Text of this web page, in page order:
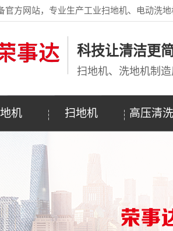
方网站，专业生产工业扫地机、电动洗地
科技让清洁更
扫地机、洗地机制
机 扫地机 高压清